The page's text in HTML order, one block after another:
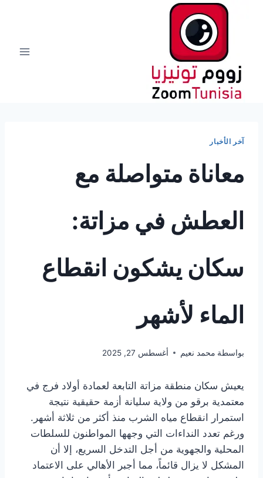
آخر الأخبار
معاناة متواصلة مع
العطش في مزاتة:
سكان يشكون انقطاع
الماء لأشهر
بواسطة محمد نعيم أغسطس 27, 2025
يعيش سكان منطقة مزاتة التابعة لعمادة أولاد فرج في
معتمدية برقو من ولاية سليانة أزمة حقيقية نتيجة
استمرار انقطاع مياه الشرب منذ أكثر من ثلاثة أشهر.
ورغم تعدد النداءات التي وجهها المواطنون للسلطات
المحلية والجهوية من أجل التدخل السريع، إلا أن
المشكل لا يزال قائماً، مما أجبر الأهالي على الاعتماد